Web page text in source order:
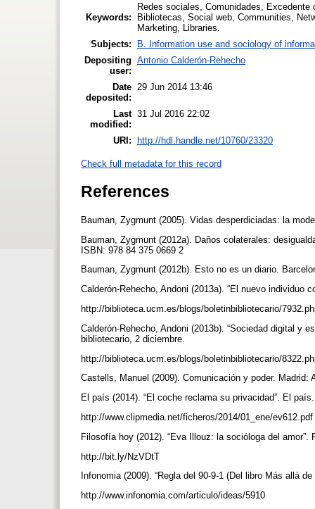
Keywords:
Redes sociales, Comunidades,
Bibliotecas, Social web, Communities,
Marketing, Libraries.
Subjects:
B. Information use and sociology of
Depositing
user:
Antonio Calderón-Rehecho
Date
deposited:
29 Jun 2014 13:46
Last
modified:
31 Jul 2016 22:02
URI: http://hdl.handle.net/10760/23320
Check full metadata for this record
References
Bauman, Zygmunt (2005). Vidas desperdiciadas: la
Bauman, Zygmunt (2012a). Daños colaterales:
ISBN: 978 84 375 0669 2
Bauman, Zygmunt (2012b). Esto no es un diario.
Calderón-Rehecho, Andoni (2013a). “El nuevo
http://biblioteca.ucm.es/blogs/boletinbibliotecario/
Calderón-Rehecho, Andoni (2013b). “Sociedad digital y
bibliotecario, 2 diciembre.
http://biblioteca.ucm.es/blogs/boletinbibliotecario/
Castells, Manuel (2009). Comunicación y poder. Madrid:
El país (2014). “El coche reclama su privacidad”. El
http://www.clipmedia.net/ficheros/2014/01_ene/ev612.pdf
Filosofía hoy (2012). “Eva Illouz: la socióloga del
http://bit.ly/NzVDtT
Infonomia (2009). “Regla del 90-9-1 (Del libro Más allá
http://www.infonomia.com/articulo/ideas/5910